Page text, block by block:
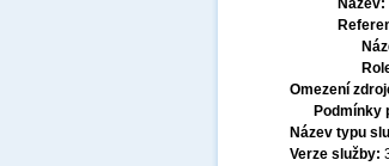
Název:
Omezení
Podmínky
Název typu
Verze služby: